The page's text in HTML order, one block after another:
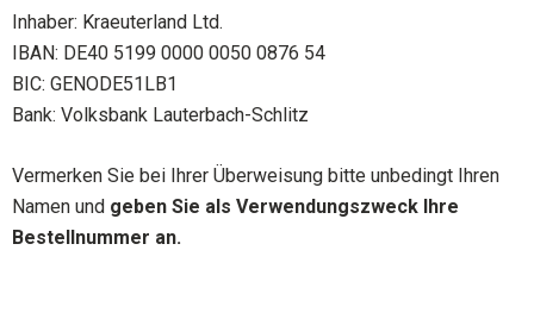
Inhaber: Kraeuterland Ltd.
IBAN: DE40 5199 0000 0050 0876 54
BIC: GENODE51LB1
Bank: Volksbank Lauterbach-Schlitz
Vermerken Sie bei Ihrer Überweisung bitte unbedingt Ihren
Namen und geben Sie als Verwendungszweck Ihre
Bestellnummer an.